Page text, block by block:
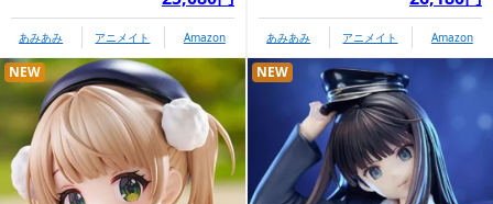
あみあみ アニメイト Amazon あみあみ アニメイト Amazon
NEW NEW